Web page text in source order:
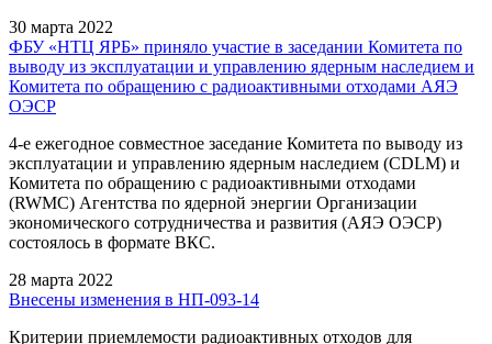
30 марта 2022
ФБУ «НТЦ ЯРБ» приняло участие в заседании Комитета по
выводу из эксплуатации и управлению ядерным наследием и
Комитета по обращению с радиоактивными отходами АЯЭ
ОЭСР
4-е ежегодное совместное заседание Комитета по выводу из
эксплуатации и управлению ядерным наследием (CDLM) и
Комитета по обращению с радиоактивными отходами
(RWMC) Агентства по ядерной энергии Организации
экономического сотрудничества и развития (АЯЭ ОЭСР)
состоялось в формате ВКС.
28 марта 2022
Внесены изменения в НП-093-14
Критерии приемлемости радиоактивных отходов для